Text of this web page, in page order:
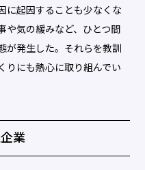
に起因することも少なくな
や気の緩みなど、ひとつ間
が発生した。それらを教訓
りにも熱心に取り組んでい
業